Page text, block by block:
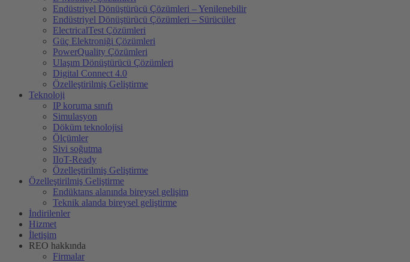
Endüstriyel Dönüştürücü Çözümleri – Yenilenebilir
Endüstriyel Dönüştürücü Çözümleri – Sürücüler
ElectricalTest Çözümleri
Güç Elektroniği Çözümleri
PowerQuality Çözümleri
Ulaşım Dönüştürücü Çözümleri
Digital Connect 4.0
Özelleştirilmiş Geliştirme
Teknoloji
IP koruma sınıfı
Simulasyon
Döküm teknolojisi
Ölçümler
Sivi soğutma
IIoT-Ready
Özelleştirilmiş Geliştirme
Özelleştirilmiş Geliştirme
Endüktans alanında bireysel gelişim
Teknik alanda bireysel geliştirme
İndirilenler
Hizmet
İletişim
REO hakkında
Firmalar